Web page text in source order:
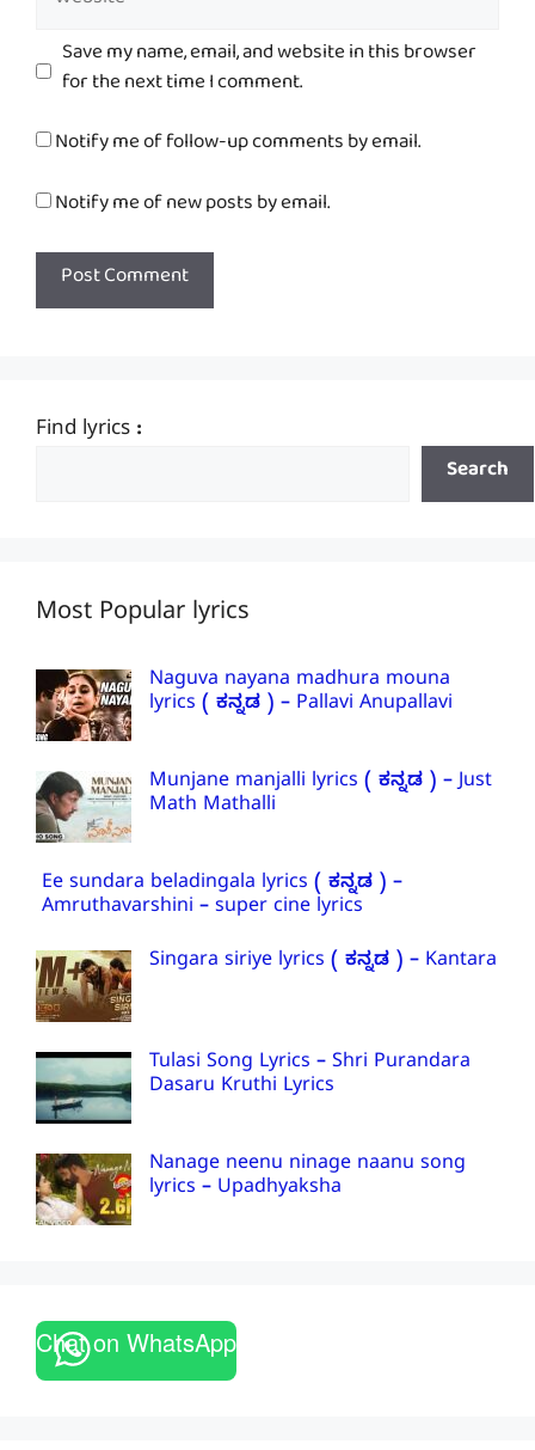
Save my name, email, and website in this browser
for the next time I comment.
Notify me of follow-up comments by email.
Notify me of new posts by email.
Find lyrics :
Search
Most Popular lyrics
Naguva nayana madhura mouna
lyrics ( ಕನ್ನಡ ) – Pallavi Anupallavi
Munjane manjalli lyrics ( ಕನ್ನಡ ) – Just
Math Mathalli
Ee sundara beladingala lyrics ( ಕನ್ನಡ ) –
Amruthavarshini – super cine lyrics
Singara siriye lyrics ( ಕನ್ನಡ ) – Kantara
Tulasi Song Lyrics – Shri Purandara
Dasaru Kruthi Lyrics
Nanage neenu ninage naanu song
lyrics – Upadhyaksha
Chat on WhatsApp